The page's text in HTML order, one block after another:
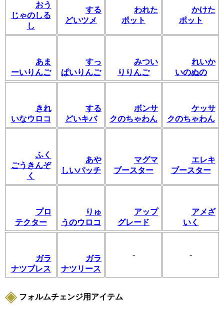
おう
じゃのしる
し
する
どいツメ
われた
ポット
かけた
ポット
あま
ーいりんご
すっ
ぱいりんご
みつい
りりんご
れいか
いのぬの
きれ
いなウロコ
する
どいキバ
ボンサ
クのちゃわん
ケッサ
クのちゃわん
ふく
ごうきんぞ
く
あや
しいパッチ
マグマ
ブースター
エレキ
ブースター
プロ
テクター
りゅ
うのウロコ
アップ
グレード
アメざ
いく
ガラ
ナツブレス
ガラ
ナツリース
- -
フォルムチェンジ用アイテム